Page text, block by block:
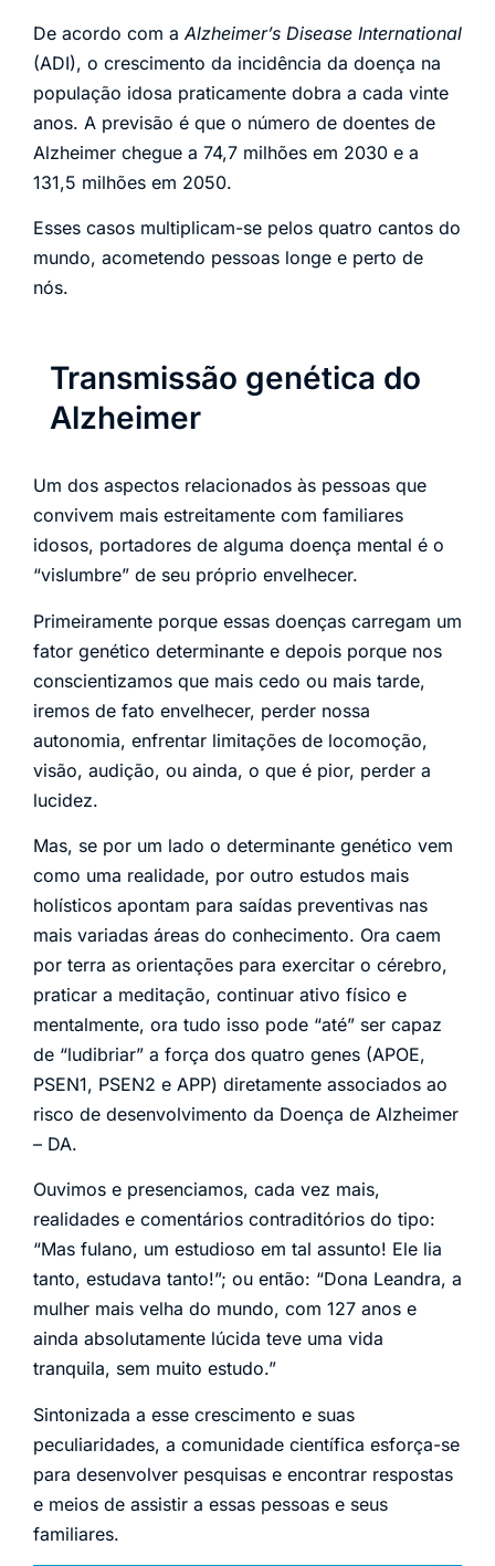
De acordo com a Alzheimer’s Disease International
(ADI), o crescimento da incidência da doença na
população idosa praticamente dobra a cada vinte
anos. A previsão é que o número de doentes de
Alzheimer chegue a 74,7 milhões em 2030 e a
131,5 milhões em 2050.
Esses casos multiplicam-se pelos quatro cantos do
mundo, acometendo pessoas longe e perto de
nós.
Transmissão genética do
Alzheimer
Um dos aspectos relacionados às pessoas que
convivem mais estreitamente com familiares
idosos, portadores de alguma doença mental é o
“vislumbre” de seu próprio envelhecer.
Primeiramente porque essas doenças carregam um
fator genético determinante e depois porque nos
conscientizamos que mais cedo ou mais tarde,
iremos de fato envelhecer, perder nossa
autonomia, enfrentar limitações de locomoção,
visão, audição, ou ainda, o que é pior, perder a
lucidez.
Mas, se por um lado o determinante genético vem
como uma realidade, por outro estudos mais
holísticos apontam para saídas preventivas nas
mais variadas áreas do conhecimento. Ora caem
por terra as orientações para exercitar o cérebro,
praticar a meditação, continuar ativo físico e
mentalmente, ora tudo isso pode “até” ser capaz
de “ludibriar” a força dos quatro genes (APOE,
PSEN1, PSEN2 e APP) diretamente associados ao
risco de desenvolvimento da Doença de Alzheimer
– DA.
Ouvimos e presenciamos, cada vez mais,
realidades e comentários contraditórios do tipo:
“Mas fulano, um estudioso em tal assunto! Ele lia
tanto, estudava tanto!”; ou então: “Dona Leandra, a
mulher mais velha do mundo, com 127 anos e
ainda absolutamente lúcida teve uma vida
tranquila, sem muito estudo.”
Sintonizada a esse crescimento e suas
peculiaridades, a comunidade científica esforça-se
para desenvolver pesquisas e encontrar respostas
e meios de assistir a essas pessoas e seus
familiares.